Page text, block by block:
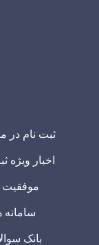
ثبت نام در
اخبار ویژه
موفقیت
سامانه
بانک